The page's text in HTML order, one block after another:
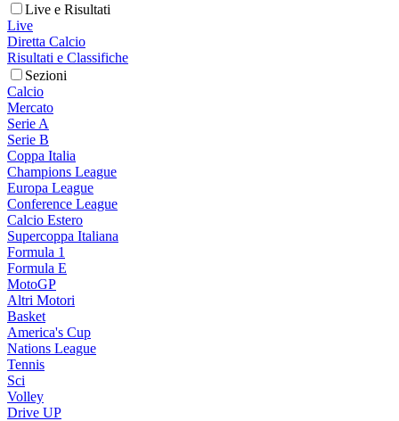
Live e Risultati
Live
Diretta Calcio
Risultati e Classifiche
Sezioni
Calcio
Mercato
Serie A
Serie B
Coppa Italia
Champions League
Europa League
Conference League
Calcio Estero
Supercoppa Italiana
Formula 1
Formula E
MotoGP
Altri Motori
Basket
America's Cup
Nations League
Tennis
Sci
Volley
Drive UP